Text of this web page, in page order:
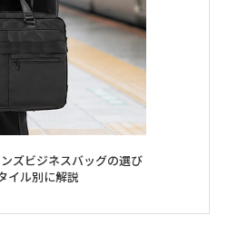
ズビジネスバッグの選び
イル別に解説